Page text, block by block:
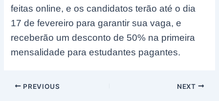
feitas online, e os candidatos terão até o dia
17 de fevereiro para garantir sua vaga, e
receberão um desconto de 50% na primeira
mensalidade para estudantes pagantes.
Post
PREVIOUS NEXT